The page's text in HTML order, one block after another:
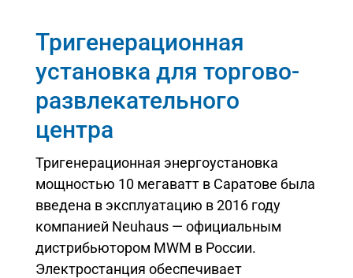
Тригенерационная
установка для торгово-
развлекательного
центра
Тригенерационная энергоустановка
мощностью 10 мегаватт в Саратове была
введена в эксплуатацию в 2016 году
компанией Neuhaus — официальным
дистрибьютором MWM в России.
Электростанция обеспечивает